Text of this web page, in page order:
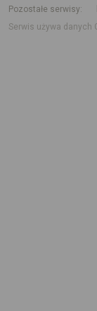
Pozostałe serwisy
Serwis używa danych